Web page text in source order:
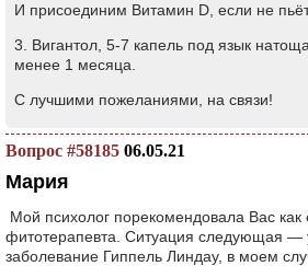
И присоединим Витамин D, если не
3. Вигантол, 5-7 капель под язык
менее 1 месяца.
С лучшими пожеланиями, на связи!
Вопрос #58185 06.05.21
Мария
Мой психолог порекомендовала Вас как
фитотерапевта. Ситуация следующая —
заболевание Гиппель Линдау, в моем